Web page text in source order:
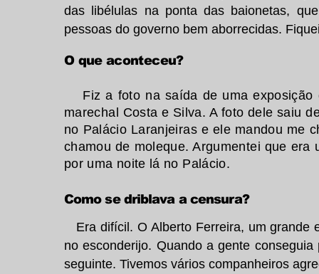
das libélulas na ponta das baionetas,
pessoas do governo bem aborrecidas.
O que aconteceu?
Fiz a foto na saída de uma
marechal Costa e Silva. A foto dele saiu
no Palácio Laranjeiras e ele mandou me
chamou de moleque. Argumentei que
por uma noite lá no Palácio.
Como se driblava a censura?
Era difícil. O Alberto Ferreira, um grande
no esconderijo. Quando a gente
seguinte. Tivemos vários companheiros